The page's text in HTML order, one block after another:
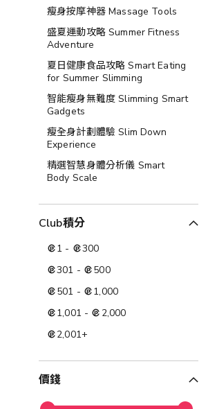
瘦身按摩神器 Massage Tools
盛夏運動攻略 Summer Fitness
Adventure
夏日健康食品攻略 Smart Eating
for Summer Slimming
智能瘦身無難度 Slimming Smart
Gadgets
瘦全身計劃體驗 Slim Down
Experience
精選智慧身體分析儀 Smart
Body Scale
Club積分
1 -
300
301 -
500
501 -
1,000
1,001 -
2,000
2,001+
價錢